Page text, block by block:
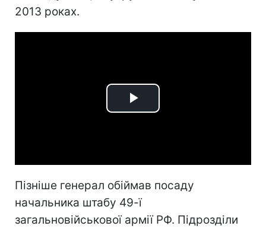
2013 роках.
Play
Пізніше генерал обіймав посаду
начальника штабу 49-ї
загальновійськової армії РФ. Підрозділи